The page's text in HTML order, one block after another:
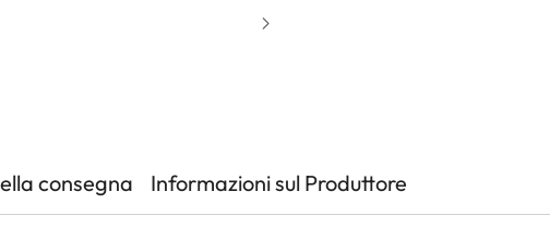
consegna Informazioni sul Produttore